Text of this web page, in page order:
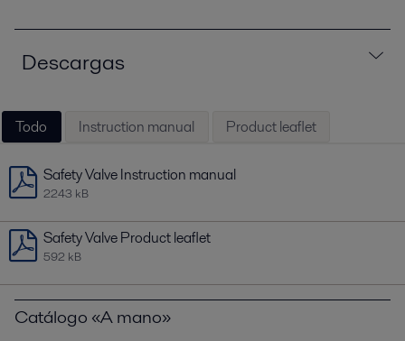
Descargas
Todo Instruction manual Product leaflet
Safety Valve Instruction manual
2243 kB
Safety Valve Product leaflet
592 kB
Catálogo «A mano»